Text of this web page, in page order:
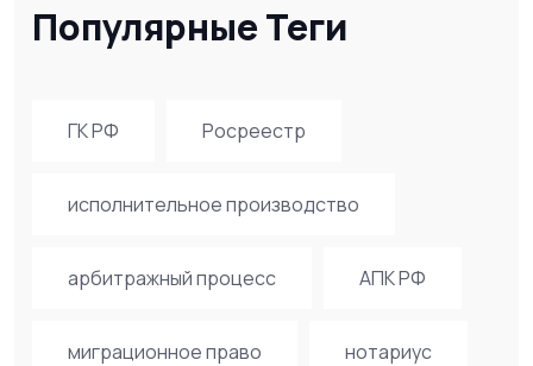
Популярные Теги
ГК РФ Росреестр
исполнительное производство
арбитражный процесс АПК РФ
миграционное право нотариус